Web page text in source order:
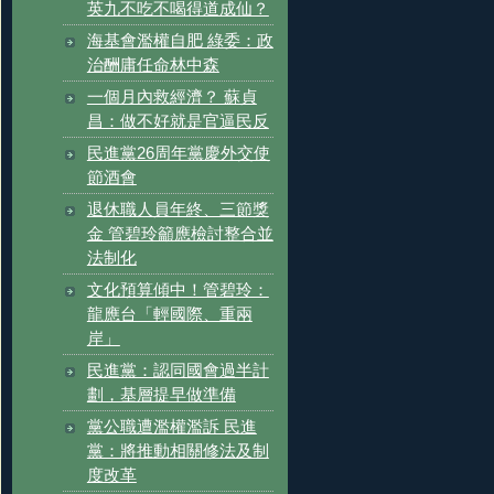
英九不吃不喝得道成仙？
海基會濫權自肥 綠委：政
治酬庸任命林中森
一個月內救經濟？ 蘇貞
昌：做不好就是官逼民反
民進黨26周年黨慶外交使
節酒會
退休職人員年終、三節獎
金 管碧玲籲應檢討整合並
法制化
文化預算傾中！管碧玲：
龍應台「輕國際、重兩
岸」
民進黨：認同國會過半計
劃，基層提早做準備
黨公職遭濫權濫訴 民進
黨：將推動相關修法及制
度改革